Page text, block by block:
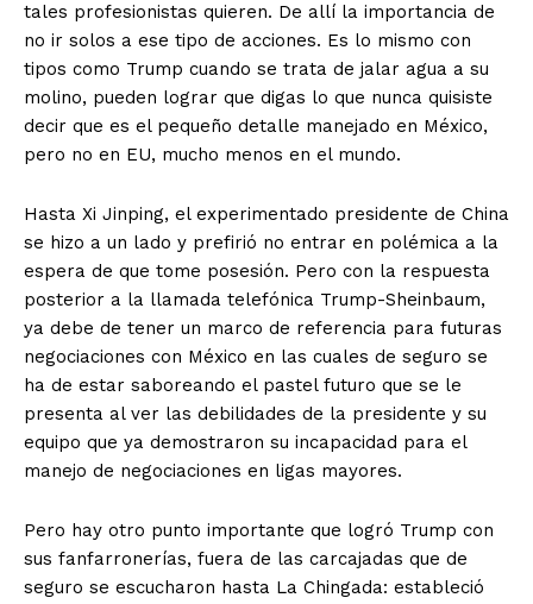
tales profesionistas quieren. De allí la importancia de
no ir solos a ese tipo de acciones. Es lo mismo con
tipos como Trump cuando se trata de jalar agua a su
molino, pueden lograr que digas lo que nunca quisiste
decir que es el pequeño detalle manejado en México,
pero no en EU, mucho menos en el mundo.
Hasta Xi Jinping, el experimentado presidente de China
se hizo a un lado y prefirió no entrar en polémica a la
espera de que tome posesión. Pero con la respuesta
posterior a la llamada telefónica Trump-Sheinbaum,
ya debe de tener un marco de referencia para futuras
negociaciones con México en las cuales de seguro se
ha de estar saboreando el pastel futuro que se le
presenta al ver las debilidades de la presidente y su
equipo que ya demostraron su incapacidad para el
manejo de negociaciones en ligas mayores.
Pero hay otro punto importante que logró Trump con
sus fanfarronerías, fuera de las carcajadas que de
seguro se escucharon hasta La Chingada: estableció